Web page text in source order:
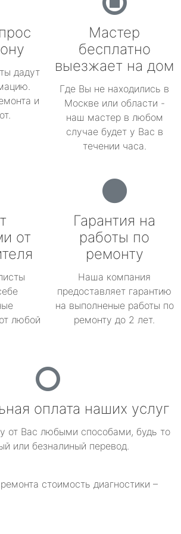
дадут
и
Мастер
бесплатно
выезжает на дом
Где Вы не находились в
Москве или области -
наш мастер в любом
случае будет у Вас в
течении часа.
от
любой
Гарантия на
работы по
ремонту
Наша компания
предоставляет гарантию
на выполненые работы по
ремонту до 2 лет.
оплата наших услуг
от Вас любыми способами, будь то
или безналиный перевод.
стоимость диагностики –